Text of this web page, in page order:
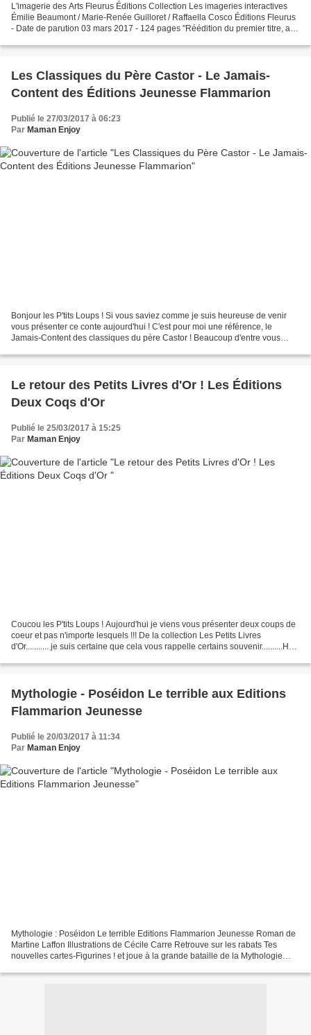
L'imagerie des Arts Fleurus Éditions Collection Les imageries interactives
Émilie Beaumont / Marie-Renée Guilloret / Raffaella Cosco Éditions Fleurus
- Date de parution 03 mars 2017 - 124 pages "Réédition du premier titre, au
Les Classiques du Père Castor - Le Jamais-
Content des Éditions Jeunesse Flammarion
Publié le 27/03/2017 à 06:23
Par Maman Enjoy
Bonjour les P'tits Loups ! Si vous saviez comme je suis heureuse de venir
vous présenter ce conte aujourd'hui ! C'est pour moi une référence, le
Jamais-Content des classiques du père Castor ! Beaucoup d'entre vous
Le retour des Petits Livres d'Or ! Les Éditions
Deux Coqs d'Or
Publié le 25/03/2017 à 15:25
Par Maman Enjoy
Coucou les P'tits Loups ! Aujourd'hui je viens vous présenter deux coups de
coeur et pas n'importe lesquels !!! De la collection Les Petits Livres
d'Or........... je suis certaine que cela vous rappelle certains souvenir..........Hé
Mythologie - Poséidon Le terrible aux Editions
Flammarion Jeunesse
Publié le 20/03/2017 à 11:34
Par Maman Enjoy
Mythologie : Poséidon Le terrible Editions Flammarion Jeunesse Roman de
Martine Laffon Illustrations de Cécile Carre Retrouve sur les rabats Tes
nouvelles cartes-Figurines ! et joue à la grande bataille de la Mythologie